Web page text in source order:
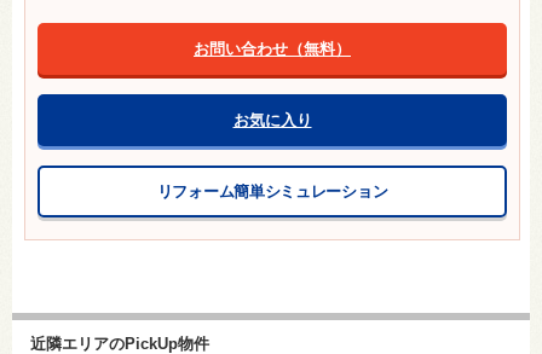
お問い合わせ（無料）
お気に入り
リフォーム簡単シミュレーション
近隣エリアのPickUp物件